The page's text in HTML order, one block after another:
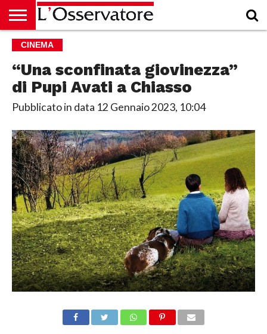
HOME
CULTURA
ECONOMIA
RUBRICHE
ARCHIVIO
PODCAST
ABBONAMENTO
CHI
ACCEDI
CINEMA
“Una sconfinata giovinezza”
di Pupi Avati a Chiasso
Pubblicato in data 12 Gennaio 2023, 10:04